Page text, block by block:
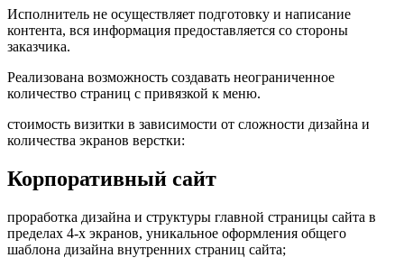
Исполнитель не осуществляет подготовку и написание
контента, вся информация предоставляется со стороны
заказчика.
Реализована возможность создавать неограниченное
количество страниц с привязкой к меню.
стоимость визитки в зависимости от сложности дизайна и
количества экранов верстки:
Корпоративный сайт
проработка дизайна и структуры главной страницы сайта в
пределах 4-х экранов, уникальное оформления общего
шаблона дизайна внутренних страниц сайта;